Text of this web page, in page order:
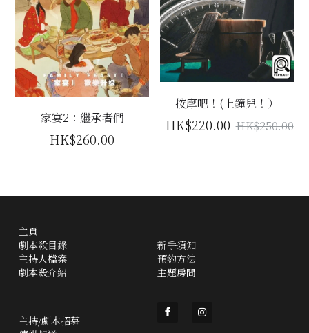
家宴2：繼承者們
HK$260.00
按摩吧！(上鐘兒！）
HK$220.00 HK$250.00
主頁
劇本殺目錄
主持人檔案
劇本殺介紹
新手須知
預約方法
主題房間
主持/劇本招募